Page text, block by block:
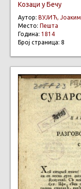
Козаци у Бечу
Аутор: ВУЈИЋ, Јоаким
Место: Пешта
Година: 1814
Број страница: 8